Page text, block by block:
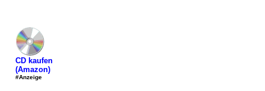
CD kaufen
(Amazon)
#Anzeige